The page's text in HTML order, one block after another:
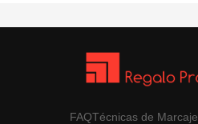
FAQTécnicas de Marcaje